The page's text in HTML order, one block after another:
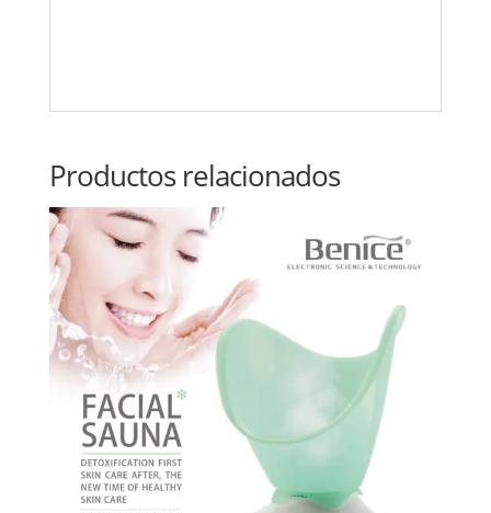
Productos relacionados